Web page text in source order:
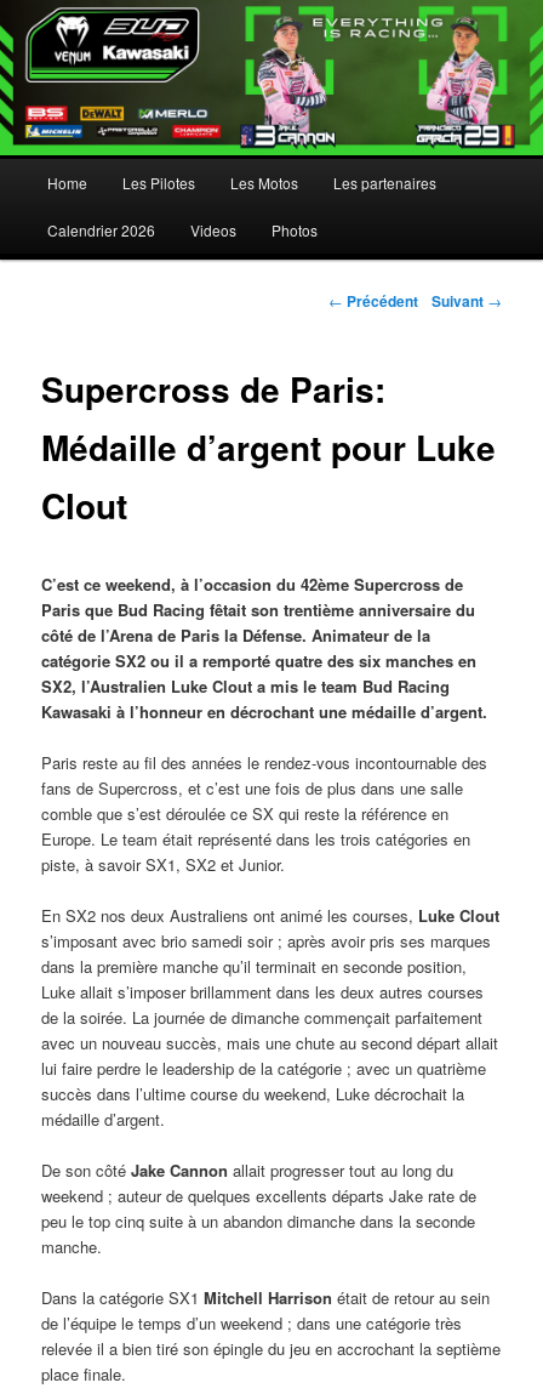
Aller au contenu principal
Aller au contenu secondaire
Home Les Pilotes Les Motos Les partenaires
Calendrier 2026 Videos Photos
Navigation des articles
← Précédent Suivant →
Supercross de Paris:
Médaille d’argent pour Luke
Clout
C’est ce weekend, à l’occasion du 42ème Supercross de
Paris que Bud Racing fêtait son trentième anniversaire du
côté de l’Arena de Paris la Défense. Animateur de la
catégorie SX2 ou il a remporté quatre des six manches en
SX2, l’Australien Luke Clout a mis le team Bud Racing
Kawasaki à l’honneur en décrochant une médaille d’argent.
Paris reste au fil des années le rendez-vous incontournable des
fans de Supercross, et c’est une fois de plus dans une salle
comble que s’est déroulée ce SX qui reste la référence en
Europe. Le team était représenté dans les trois catégories en
piste, à savoir SX1, SX2 et Junior.
En SX2 nos deux Australiens ont animé les courses, Luke Clout
s’imposant avec brio samedi soir ; après avoir pris ses marques
dans la première manche qu’il terminait en seconde position,
Luke allait s’imposer brillamment dans les deux autres courses
de la soirée. La journée de dimanche commençait parfaitement
avec un nouveau succès, mais une chute au second départ allait
lui faire perdre le leadership de la catégorie ; avec un quatrième
succès dans l’ultime course du weekend, Luke décrochait la
médaille d’argent.
De son côtéJake Cannon allait progresser tout au long du
weekend ; auteur de quelques excellents départs Jake rate de
peu le top cinq suite à un abandon dimanche dans la seconde
manche.
Dans la catégorie SX1Mitchell Harrison était de retour au sein
de l’équipe le temps d’un weekend ; dans une catégorie très
relevée il a bien tiré son épingle du jeu en accrochant la septième
place finale.